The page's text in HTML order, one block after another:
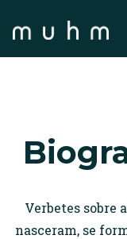
Verbetes sobre
nasceram, se